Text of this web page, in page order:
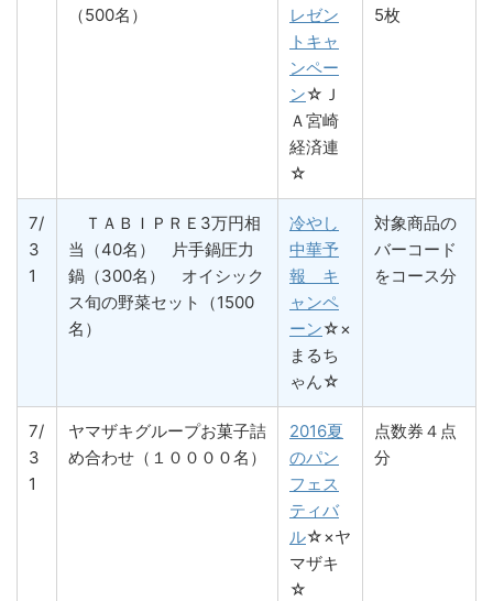
（500名）
レゼン
トキャ
ンペー
ン☆Ｊ
Ａ宮崎
経済連
☆
5枚
7/
3
1
ＴＡＢＩＰＲＥ3万円相
当（40名） 片手鍋圧力
鍋（300名） オイシック
ス旬の野菜セット（1500
名）
冷やし
中華予
報 キ
ャンペ
ーン☆×
まるち
ゃん☆
対象商品の
バーコード
をコース分
7/
3
1
ヤマザキグループお菓子詰
め合わせ（１００００名）
2016夏
のパン
フェス
ティバ
ル☆×ヤ
マザキ
☆
点数券４点
分